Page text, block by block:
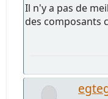
Il n'y a pas de
des composants